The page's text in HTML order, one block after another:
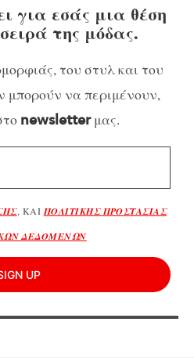
για εσάς μια θέση
της μόδας.
του στυλ και του
μπορούν να περιμένουν,
newsletterμας.
, ΚΑΙ ΠΟΛΙΤΙΚΗΣ ΠΡΟΣΤΑΣΙΑΣ
ΔΕΔΟΜΕΝΩΝ
UP